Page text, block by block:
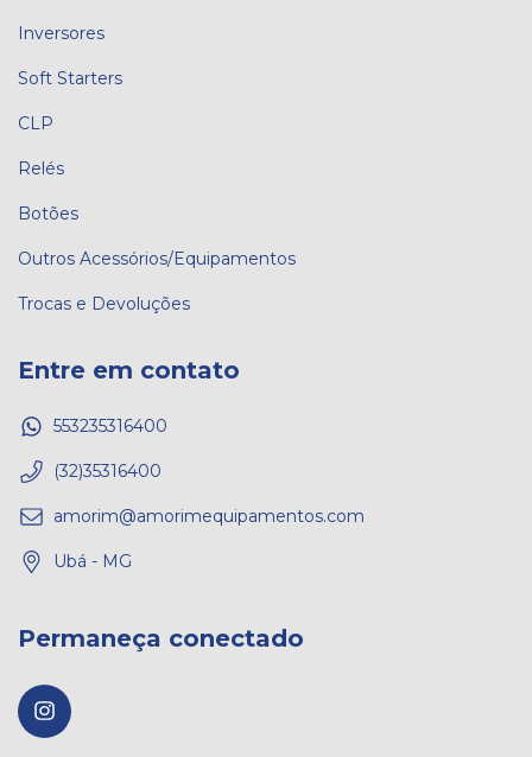
Inversores
Soft Starters
CLP
Relés
Botões
Outros Acessórios/Equipamentos
Trocas e Devoluções
Entre em contato
553235316400
(32)35316400
amorim@amorimequipamentos.com
Ubá - MG
Permaneça conectado